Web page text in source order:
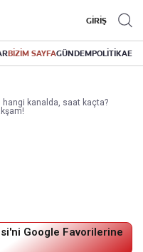
GİRİŞ
BİZİM SAYFAGÜNDEMPOLİTİKA
hangi kanalda, saat kaçta?
Google Favorilerine